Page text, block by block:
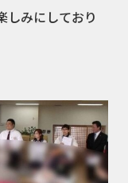
しみにしており